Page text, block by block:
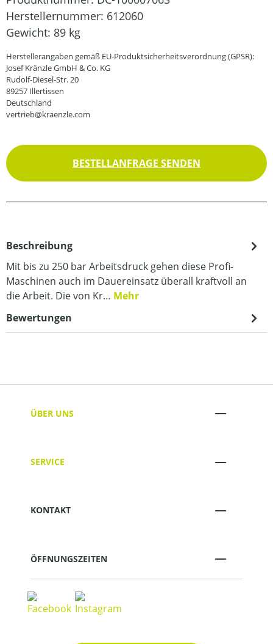
Herstellernummer: 612060
Gewicht: 89 kg
Herstellerangaben gemäß EU-Produktsicherheitsverordnung (GPSR):
Josef Kränzle GmbH & Co. KG
Rudolf-Diesel-Str. 20
89257 Illertissen
Deutschland
vertrieb@kraenzle.com
BESTELLANFRAGE SENDEN
Beschreibung
Mit bis zu 250 bar Arbeitsdruck gehen diese Profi-
Maschinen auch im Dauereinsatz überall kraftvoll an
die Arbeit. Die von Kr… Mehr
Bewertungen
ÜBER UNS
SERVICE
KONTAKT
ÖFFNUNGSZEITEN